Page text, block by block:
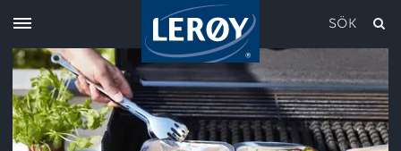
SÖK